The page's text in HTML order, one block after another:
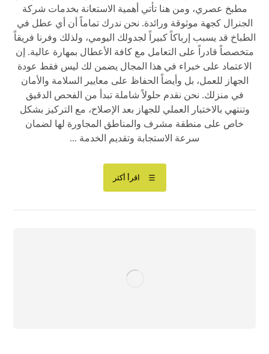
مطبخ عصري، ومن هنا تأتي أهمية الاستعانة بخدمات شركة
الجنرال كجهة موثوقة ورائدة. نحن ندرك تماماً أن أي عطل في
الطباخ قد يسبب إرباكاً كبيراً لجدولك اليومي، ولذلك وفرنا فريقاً
متخصصاً قادراً على التعامل مع كافة الأعطال بمهارة عالية. إن
الاعتماد على خبراء في هذا المجال يضمن لك ليس فقط عودة
الجهاز للعمل، بل وأيضاً الحفاظ على معايير السلامة والأمان
في منزلك. نحن نقدم حلولاً شاملة تبدأ من الفحص الدقيق
وتنتهي بالاختبار العملي للجهاز بعد الإصلاح، مع التركيز بشكل
خاص على منطقة مشرف والمناطق المجاورة لها لضمان
سرعة الاستجابة وتقديم الخدمة ...
اقرأ أكثر